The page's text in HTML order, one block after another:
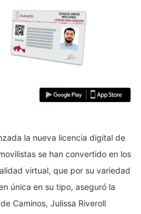
la nueva licencia digital de
se han convertido en los
virtual, que por su variedad
única en su tipo, aseguró la
Caminos, Julissa Riveroll